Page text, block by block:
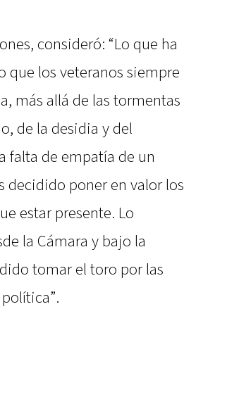
consideró: “Lo que ha
los veteranos siempre
más allá de las tormentas
de la desidia y del
falta de empatía de un
decidido poner en valor los
estar presente. Lo
la Cámara y bajo la
tomar el toro por las